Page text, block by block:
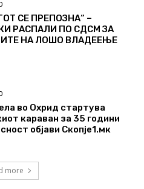
СЕ ПРЕПОЗНА“ –
РАСПАЛИ ПО СДСМ ЗА
НА ЛОШО ВЛАДЕЕЊЕ
во Охрид стартува
караван за 35 години
објави Скопје1.мк
more